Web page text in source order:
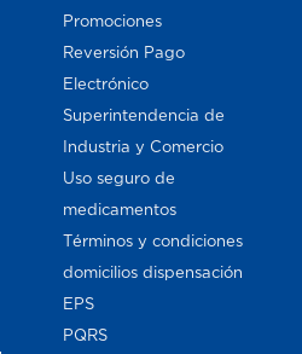
Promociones
Reversión Pago
Electrónico
Superintendencia de
Industria y Comercio
Uso seguro de
medicamentos
Términos y condiciones
domicilios dispensación
EPS
PQRS